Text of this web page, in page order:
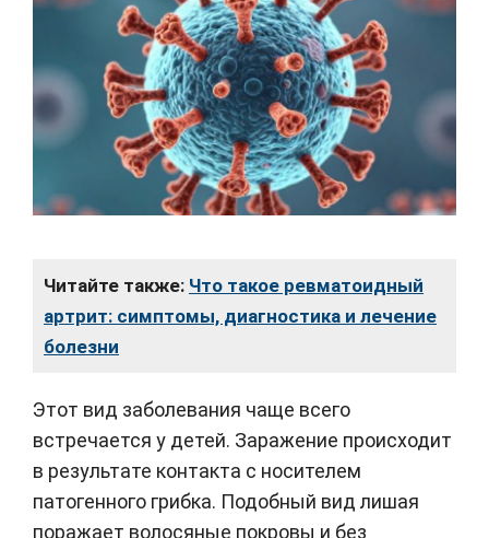
Читайте также: Что такое ревматоидный
артрит: симптомы, диагностика и лечение
болезни
Этот вид заболевания чаще всего
встречается у детей. Заражение происходит
в результате контакта с носителем
патогенного грибка. Подобный вид лишая
поражает волосяные покровы и без